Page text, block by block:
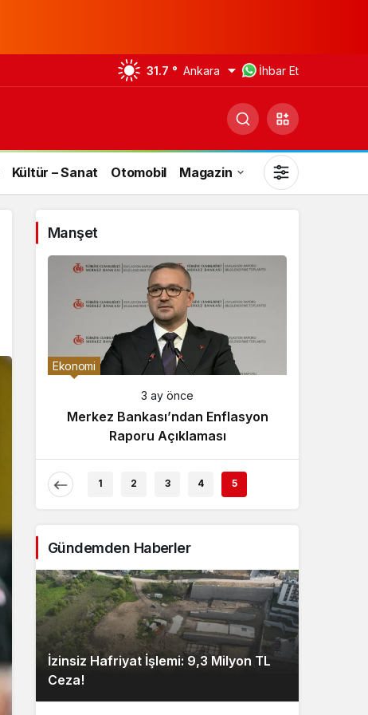
31.7 ° Ankara İhbar Et
Kültür – Sanat Otomobil Magazin
Gündüz Modu
Gündüz modunu seçin.
Gece Modu
Gece modunu seçin.
Sistem Modu
Sistem modunu seçin.
Manşet
Ekonomi
3 ay önce
Merkez Bankası’ndan Enflasyon
Raporu Açıklaması
1 2 3 4 5
Gündemden Haberler
İzinsiz Hafriyat İşlemi: 9,3 Milyon TL
Ceza!